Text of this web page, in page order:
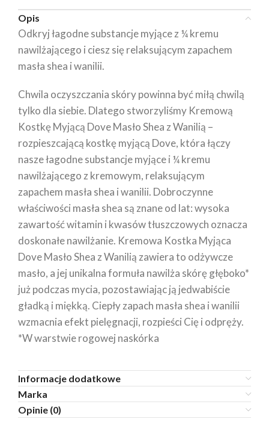
Opis
Odkryj łagodne substancje myjące z ¼ kremu
nawilżającego i ciesz się relaksującym zapachem
masła shea i wanilii.
Chwila oczyszczania skóry powinna być miłą chwilą
tylko dla siebie. Dlatego stworzyliśmy Kremową
Kostkę Myjącą Dove Masło Shea z Wanilią –
rozpieszcającą kostkę myjącą Dove, która łączy
nasze łagodne substancje myjące i ¼ kremu
nawilżającego z kremowym, relaksującym
zapachem masła shea i wanilii. Dobroczynne
właściwości masła shea są znane od lat: wysoka
zawartość witamin i kwasów tłuszczowych oznacza
doskonałe nawilżanie. Kremowa Kostka Myjąca
Dove Masło Shea z Wanilią zawiera to odżywcze
masło, a jej unikalna formuła nawilża skórę głęboko*
już podczas mycia, pozostawiając ją jedwabiście
gładką i miękką. Ciepły zapach masła shea i wanilii
wzmacnia efekt pielęgnacji, rozpieści Cię i odpręży.
*W warstwie rogowej naskórka
Informacje dodatkowe
Marka
Opinie (0)